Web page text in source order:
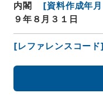
内閣
[資料作成年月
９年８月３１日
[レファレンスコード]